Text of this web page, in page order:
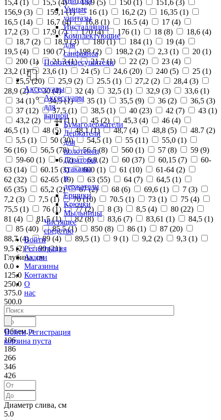
Умные
унитазы
Инсталляции
Комплектующие
для
санфаянса
Полотенцесушители
Аксессуары
Аксессуары
для
ванной
Бумагодержатели
Держатели
для
полотенец
Дозаторы,
стаканы
и
держатели
Ершики
Крючки
Мыльницы
Чистящее
средство
Войти
Регистрация
Акции
Магазины
Контакты
О
нас
Войти Регистрация
корзина пуста
15,4 (1 ) 15,5 (4) 15,9 (5) 150 (1 ) 151,6 (3)
156,9 (3) 159,1 (1) 16 (1) 16,2 (2) 16,35 (1)
16,5 (14) 16,7 (4) 16,8 (1) 16.5 (4) 17 (4)
17,2 (3) 17,9 (7) 170 (4) 176 (1) 18 (8) 18,6 (4)
18,7 (2) 18,9 (3) 180 (1) 184 (1) 19 (4)
19,5 (4) 190 (7) 198 (2) 198,2 (2) 2,3 (1) 20 (1)
200 (1) 21,3 (1) 21,7 (1) 22 (2) 23 (4)
23,2 (1) 23,6 (1) 24 (5) 24,6 (20) 240 (5) 25 (1)
25,5 (20) 25,9 (2) 25.5 (1) 27,2 (2) 28,4 (3)
28,9 (2) 30 (4) 32 (4) 32,5 (1) 32,9 (3) 33,6 (1)
34 (1) 34,5 (1) 35 (1) 35,5 (9) 36 (2) 36,5 (3)
37 (12) 37,5 (1) 38,5 (1) 40 (23) 42 (7) 43 (1)
43,2 (2) 44 (11) 45 (2) 45,3 (4) 46 (4)
46,5 (1) 48 (5) 48,1 (1) 48,7 (4) 48,8 (5) 48.7 (2)
5,5 (1) 50 (30) 54,5 (1) 55 (11) 55,0 (1)
56 (16) 56,5 (78) 56.5 (8) 560 (1) 57 (8) 59 (9)
59-60 (1) 6 (2) 6,9 (2) 60 (37) 60,15 (7)
60-
63 (14) 60.15 (3) 600 (1) 61 (10) 61-64 (2)
62 (32) 62-65 (19) 63 (55) 64 (7) 64,5 (1)
65 (35) 65,2 (2) 67 (2) 68 (6) 69,6 (1) 7 (3)
7,2 (3) 7,5 (1) 70 (10) 70.5 (1) 73 (1) 75 (4)
75,5 (1) 76 (1) 77 (2) 8 (3) 8,5 (4) 80 (22)
81 (4) 81,5 (1) 82 (8) 83,6 (7) 83,61 (1) 84,5 (1)
85 (40) 85,5 (1) 850 (8) 86 (1) 87 (20)
88,7 (4) 89 (4) 89,5 (1) 9 (1) 9,2 (2) 9,3 (1)
9,5 (2) 90 (21)
Глубина, см
0.0
125.0
250.0
375.0
500.0
Объем, л
106
186
266
346
426
Диаметр слива, см
5.0